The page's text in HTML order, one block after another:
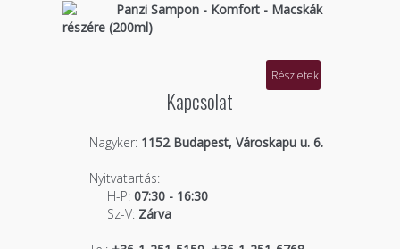
Panzi Sampon - Komfort - Macskák
részére (200ml)
Részletek
Kapcsolat
Nagyker:1152 Budapest, Városkapu u. 6.
Nyitvatartás:
H-P:07:30 - 16:30
Sz-V:Zárva